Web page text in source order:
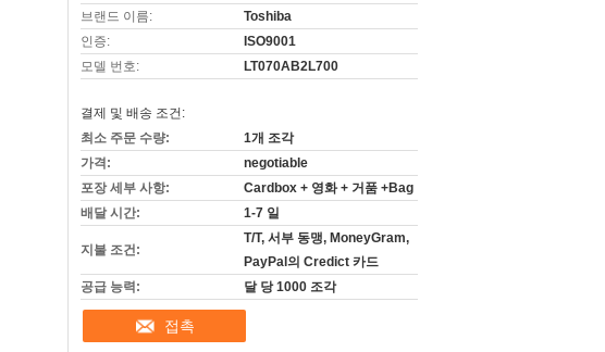
브랜드 이름:
Toshiba
인증:
ISO9001
모델 번호:
LT070AB2L700
결제 및 배송 조건:
최소 주문 수량:
1개 조각
가격:
negotiable
포장 세부 사항:
Cardbox + 영화 + 거품 +Bag
배달 시간:
1-7 일
지불 조건:
T/T, 서부 동맹, MoneyGram,
PayPal의 Credict 카드
공급 능력:
달 당 1000 조각
접촉